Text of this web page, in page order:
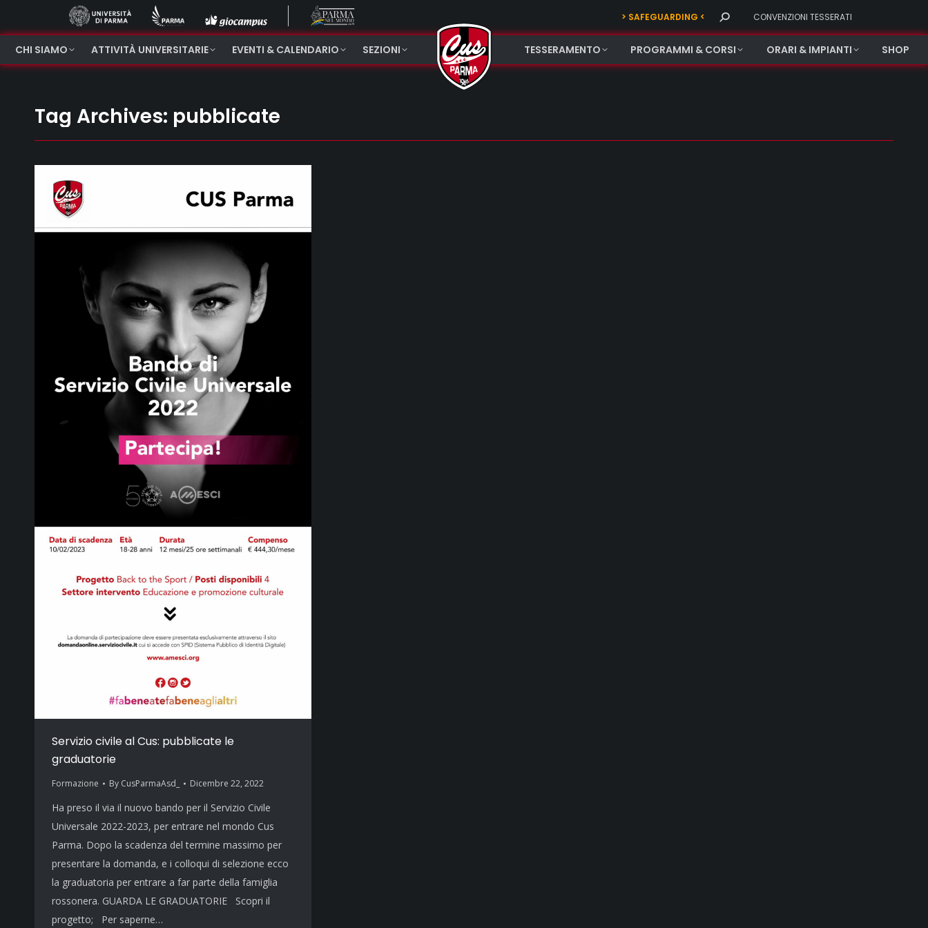
> SAFEGUARDING < Search: CONVENZIONI TESSERATI
CHI SIAMO ATTIVITÀ UNIVERSITARIE EVENTI & CALENDARIO SEZIONI TESSERAMENTO PROGRAMMI & CORSI ORARI & IMPIANTI SHOP
Tag Archives: pubblicate
Servizio civile al Cus: pubblicate le
graduatorie
Formazione By CusParmaAsd_ Dicembre 22, 2022
Ha preso il via il nuovo bando per il Servizio Civile
Universale 2022-2023, per entrare nel mondo Cus
Parma. Dopo la scadenza del termine massimo per
presentare la domanda, e i colloqui di selezione ecco
la graduatoria per entrare a far parte della famiglia
rossonera. GUARDA LE GRADUATORIE Scopri il
progetto; Per saperne…